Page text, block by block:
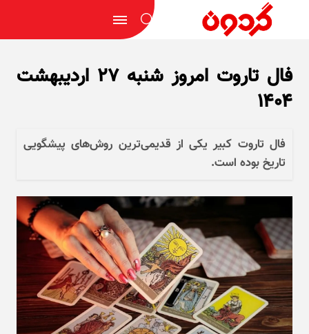
فال تاروت امروز شنبه ۲۷ اردیبهشت
۱۴۰۴
فال تاروت کبیر یکی از قدیمی‌ترین روش‌های پیشگویی
تاریخ بوده است.